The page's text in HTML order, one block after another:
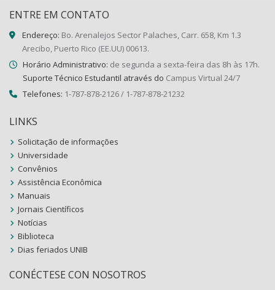
ENTRE EM CONTATO
Endereço: Bo. Arenalejos Sector Palaches, Carr. 658, Km 1.3
Arecibo, Puerto Rico (EE.UU) 00613.
Horário Administrativo: de segunda a sexta-feira das 8h às 17h.
Suporte Técnico Estudantil através do Campus Virtual 24/7
Telefones: 1-787-878-2126 / 1-787-878-21232
LINKS
Solicitação de informações
Universidade
Convênios
Assistência Econômica
Manuais
Jornais Científicos
Notícias
Biblioteca
Dias feriados UNIB
CONÉCTESE CON NOSOTROS